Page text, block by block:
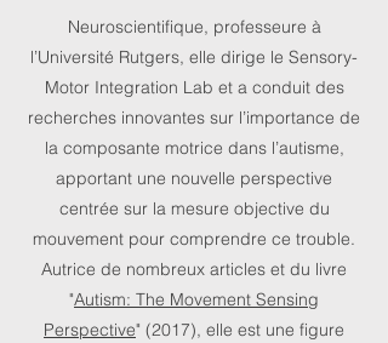
Neuroscientifique, professeure à
l’Université Rutgers, elle dirige le Sensory-
Motor Integration Lab et a conduit des
recherches innovantes sur l’importance de
la composante motrice dans l’autisme,
apportant une nouvelle perspective
centrée sur la mesure objective du
mouvement pour comprendre ce trouble.
Autrice de nombreux articles et du livre
"Autism: The Movement Sensing
Perspective" (2017), elle est une figure